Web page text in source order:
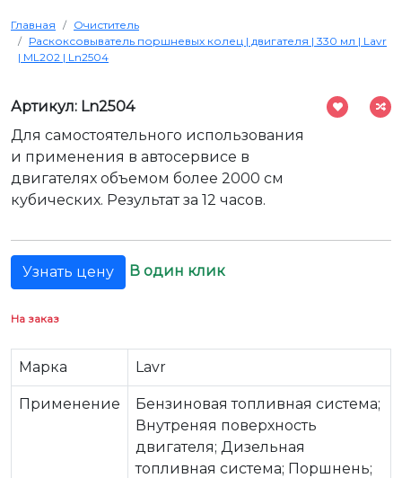
Главная
Очиститель
Раскоксовыватель поршневых колец | двигателя | 330 мл | Lavr
| ML202 | Ln2504
Артикул: Ln2504
Для самостоятельного использования
и применения в автосервисе в
двигателях объемом более 2000 см
кубических. Результат за 12 часов.
Узнать цену В один клик
На заказ
Марка Lavr
Применение
Бензиновая топливная система;
Внутреняя поверхность
двигателя; Дизельная
топливная система; Поршнень;